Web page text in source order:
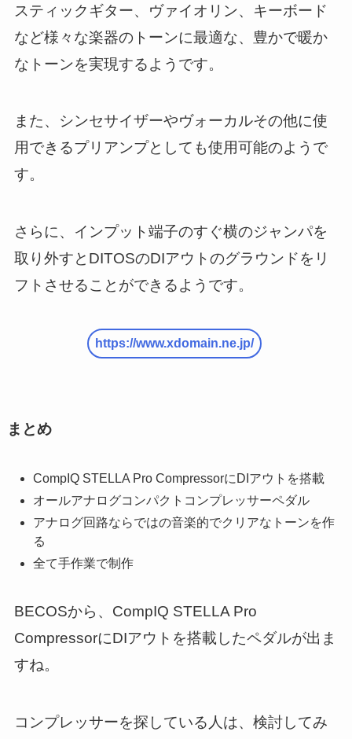
スティックギター、ヴァイオリン、キーボード
など様々な楽器のトーンに最適な、豊かで暖か
なトーンを実現するようです。
また、シンセサイザーやヴォーカルその他に使
用できるプリアンプとしても使用可能のようで
す。
さらに、インプット端子のすぐ横のジャンパを
取り外すとDITOSのDIアウトのグラウンドをリ
フトさせることができるようです。
https://www.xdomain.ne.jp/
まとめ
CompIQ STELLA Pro CompressorにDIアウトを搭載
オールアナログコンパクトコンプレッサーペダル
アナログ回路ならではの音楽的でクリアなトーンを作
る
全て手作業で制作
BECOSから、CompIQ STELLA Pro
CompressorにDIアウトを搭載したペダルが出ま
すね。
コンプレッサーを探している人は、検討してみ